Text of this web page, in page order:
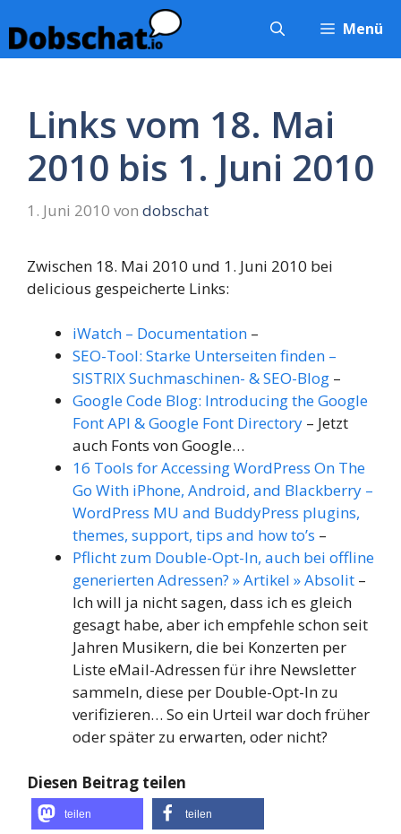
Inhalt
springen
Menü
Links vom 18. Mai
2010 bis 1. Juni 2010
1. Juni 2010 von dobschat
Zwischen 18. Mai 2010 und 1. Juni 2010 bei
delicious gespeicherte Links:
iWatch – Documentation –
SEO-Tool: Starke Unterseiten finden –
SISTRIX Suchmaschinen- & SEO-Blog –
Google Code Blog: Introducing the Google
Font API & Google Font Directory – Jetzt
auch Fonts von Google…
16 Tools for Accessing WordPress On The
Go With iPhone, Android, and Blackberry –
WordPress MU and BuddyPress plugins,
themes, support, tips and how to’s –
Pflicht zum Double-Opt-In, auch bei offline
generierten Adressen? » Artikel » Absolit –
Ich will ja nicht sagen, dass ich es gleich
gesagt habe, aber ich empfehle schon seit
Jahren Musikern, die bei Konzerten per
Liste eMail-Adressen für ihre Newsletter
sammeln, diese per Double-Opt-In zu
verifizieren… So ein Urteil war doch früher
oder später zu erwarten, oder nicht?
Diesen Beitrag teilen
teilen teilen